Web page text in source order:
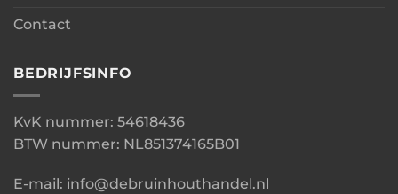
Contact
BEDRIJFSINFO
KvK nummer: 54618436
BTW nummer: NL851374165B01
E-mail: info@debruinhouthandel.nl